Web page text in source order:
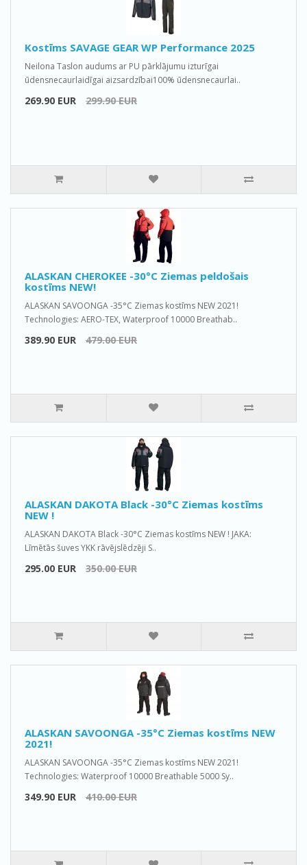
Kostīms SAVAGE GEAR WP Performance 2025
Neilona Taslon audums ar PU pārklājumu izturīgai
ūdensnecaurlaidīgai aizsardzībai100% ūdensnecaurlai..
269.90 EUR 299.90 EUR
ALASKAN CHEROKEE -30°C Ziemas peldošais
kostīms NEW!
ALASKAN SAVOONGA -35°C Ziemas kostīms NEW 2021!
Technologies: AERO-TEX, Waterproof 10000 Breathab..
389.90 EUR 479.00 EUR
ALASKAN DAKOTA Black -30°C Ziemas kostīms
NEW !
ALASKAN DAKOTA Black -30°C Ziemas kostīms NEW ! JAKA:
Līmētās šuves YKK rāvējslēdzēji S..
295.00 EUR 350.00 EUR
ALASKAN SAVOONGA -35°C Ziemas kostīms NEW
2021!
ALASKAN SAVOONGA -35°C Ziemas kostīms NEW 2021!
Technologies: Waterproof 10000 Breathable 5000 Sy..
349.90 EUR 410.00 EUR